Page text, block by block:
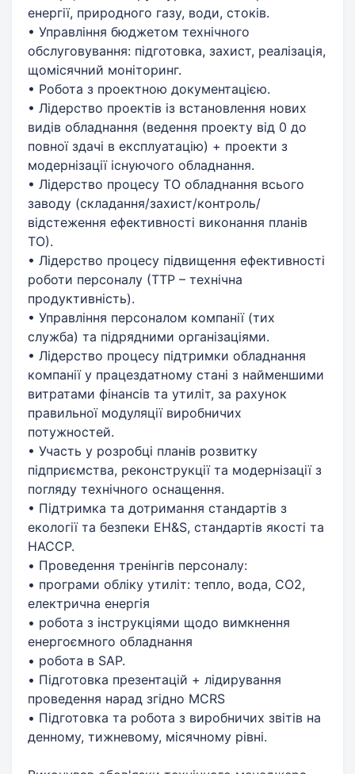
енергії, природного газу, води, стоків.
• Управління бюджетом технічного
обслуговування: підготовка, захист, реалізація,
щомісячний моніторинг.
• Робота з проектною документацією.
• Лідерство проектів із встановлення нових
видів обладнання (ведення проекту від 0 до
повної здачі в експлуатацію) + проекти з
модернізації існуючого обладнання.
• Лідерство процесу ТО обладнання всього
заводу (складання/захист/контроль/
відстеження ефективності виконання планів
ТО).
• Лідерство процесу підвищення ефективності
роботи персоналу (ТТР – технічна
продуктивність).
• Управління персоналом компанії (тих
служба) та підрядними організаціями.
• Лідерство процесу підтримки обладнання
компанії у працездатному стані з найменшими
витратами фінансів та утиліт, за рахунок
правильної модуляції виробничих
потужностей.
• Участь у розробці планів розвитку
підприємства, реконструкції та модернізації з
погляду технічного оснащення.
• Підтримка та дотримання стандартів з
екології та безпеки EH&S, стандартів якості та
HACCP.
• Проведення тренінгів персоналу:
• програми обліку утиліт: тепло, вода, СО2,
електрична енергія
• робота з інструкціями щодо вимкнення
енергоємного обладнання
• робота в SAP.
• Підготовка презентацій + лідирування
проведення нарад згідно MCRS
• Підготовка та робота з виробничих звітів на
денному, тижневому, місячному рівні.